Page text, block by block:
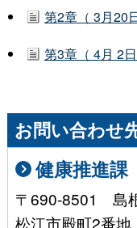
第2章（ 3月20
第3章（ 4月 2日
お問い合わせ
健康推進課
〒690-8501 島
松江市殿町2番